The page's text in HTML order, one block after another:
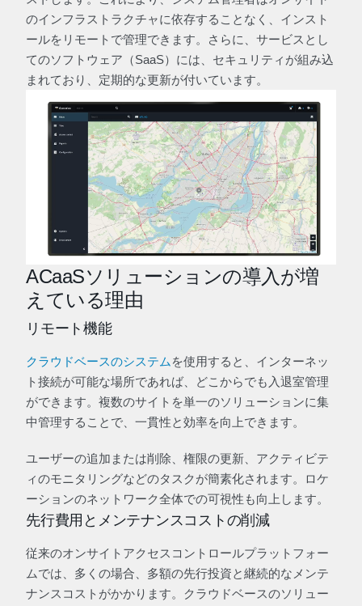
のインフラストラクチャに依存することなく、インスト
ールをリモートで管理できます。さらに、サービスとし
てのソフトウェア（SaaS）には、セキュリティが組み込
まれており、定期的な更新が付いています。
ACaaSソリューションの導入が増
えている理由
リモート機能
クラウドベースのシステム を使用すると、インターネッ
ト接続が可能な場所であれば、どこからでも入退室管理
ができます。複数のサイトを単一のソリューションに集
中管理することで、一貫性と効率を向上できます。
ユーザーの追加または削除、権限の更新、アクティビテ
ィのモニタリングなどのタスクが簡素化されます。ロケ
ーションのネットワーク全体での可視性も向上します。
先行費用とメンテナンスコストの削減
従来のオンサイトアクセスコントロールプラットフォー
ムでは、多くの場合、多額の先行投資と継続的なメンテ
ナンスコストがかかります。クラウドベースのソリュー